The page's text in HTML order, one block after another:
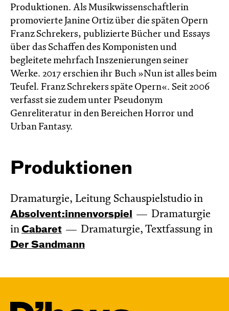
Produktionen. Als Musikwissenschaftlerin
promovierte Janine Ortiz über die späten Opern
Franz Schrekers, publizierte Bücher und Essays
über das Schaffen des Komponisten und
begleitete mehrfach Inszenierungen seiner
Werke. 2017 erschien ihr Buch »Nun ist alles beim
Teufel. Franz Schrekers späte Opern«. Seit 2006
verfasst sie zudem unter Pseudonym
Genreliteratur in den Bereichen Horror und
Urban Fantasy.
Produktionen
Dramaturgie, Leitung Schauspielstudio in
Absol­vent:innen­vor­spiel
Dramaturgie
in Cabaret Dramaturgie, Textfassung in
Der Sandmann